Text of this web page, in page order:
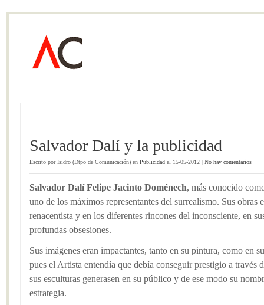
Salvador Dalí y la publicidad
Escrito por Isidro (Dtpo de Comunicación) en Publicidad el 15-05-2012 | No hay comentarios
Salvador Dalí Felipe Jacinto Doménech, más conocido
uno de los máximos representantes del surrealismo. Sus obras
renacentista y en los diferentes rincones del inconsciente, en
profundas obsesiones.
Sus imágenes eran impactantes, tanto en su pintura, como en
pues el Artista entendía que debía conseguir prestigio a través
sus esculturas generasen en su público y de ese modo su
estrategia.